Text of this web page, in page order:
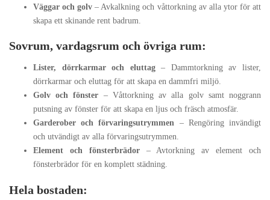
Väggar och golv – Avkalkning och våttorkning av alla ytor för att
skapa ett skinande rent badrum.
Sovrum, vardagsrum och övriga rum:
Lister, dörrkarmar och eluttag– Dammtorkning av lister,
dörrkarmar och eluttag för att skapa en dammfri miljö.
Golv och fönster – Våttorkning av alla golv samt noggrann
putsning av fönster för att skapa en ljus och fräsch atmosfär.
Garderober och förvaringsutrymmen – Rengöring invändigt
och utvändigt av alla förvaringsutrymmen.
Element och fönsterbrädor– Avtorkning av element och
fönsterbrädor för en komplett städning.
Hela bostaden: